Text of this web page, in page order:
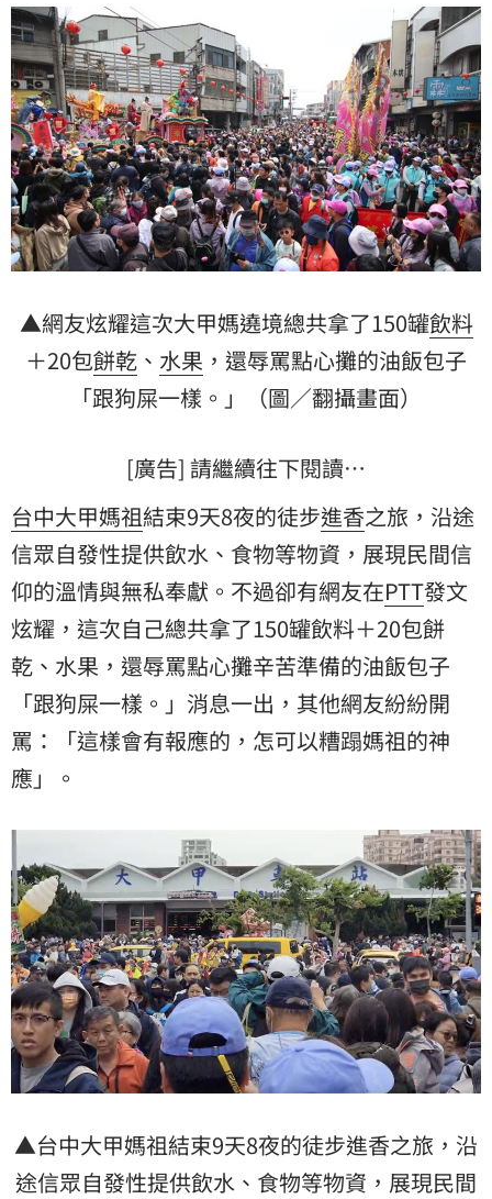
▲網友炫耀這次大甲媽遶境總共拿了150罐飲料
＋20包餅乾 、 水果 ，還辱罵點心攤的油飯包子
「跟狗屎一樣。」（圖／翻攝畫面）
[廣告] 請繼續往下閱讀…
台中大甲媽祖結束9天8夜的徒步進香之旅，沿途
信眾自發性提供飲水、食物等物資，展現民間信
仰的溫情與無私奉獻。不過卻有網友在PTT發文
炫耀，這次自己總共拿了150罐飲料＋20包餅
乾、水果，還辱罵點心攤辛苦準備的油飯包子
「跟狗屎一樣。」消息一出，其他網友紛紛開
罵：「這樣會有報應的，怎可以糟蹋媽祖的神
應」。
▲台中大甲媽祖結束9天8夜的徒步進香之旅，沿
途信眾自發性提供飲水、食物等物資，展現民間